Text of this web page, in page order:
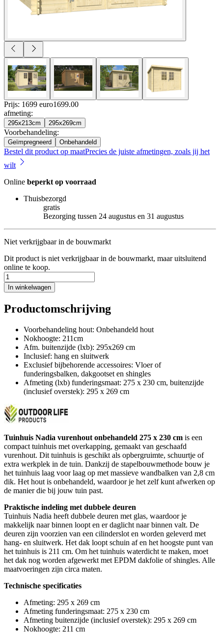
Prijs: 1699 euro1699.00
afmeting:
295x213cm 295x269cm
Voorbehandeling:
Geïmpregneerd Onbehandeld
Bestel dit product op maatPrecies de juiste afmetingen, zoals jij het
wilt
Online beperkt op voorraad
Thuisbezorgd
gratis
Bezorging tussen 24 augustus en 31 augustus
Niet verkrijgbaar in de bouwmarkt
Dit product is niet verkrijgbaar in de bouwmarkt, maar uitsluitend
online te koop.
In winkelwagen
Productomschrijving
Voorbehandeling hout: Onbehandeld hout
Nokhoogte: 211cm
Afm. buitenzijde (lxb): 295x269 cm
Inclusief: hang en sluitwerk
Exclusief bijbehorende accessoires: Vloer of
funderingsbalken, dakgootset en shingles
Afmeting (lxb) funderingsmaat: 275 x 230 cm, buitenzijde
(inclusief overstek): 295 x 269 cm
Tuinhuis Nadia vurenhout onbehandeld 275 x 230 cm is een
compact tuinhuis met overkapping, gemaakt van geschaafd
vurenhout. Dit tuinhuis is geschikt als opbergruimte, schuurtje of
extra werkplek in de tuin. Dankzij de stapelbouwmethode bouw je
het tuinhuis laag voor laag op met massieve wandbalken van 2,8 cm
dik. Het hout is onbehandeld, waardoor je het zelf kunt afwerken op
de manier die bij jouw tuin past.
Praktische indeling met dubbele deuren
Tuinhuis Nadia heeft dubbele deuren met glas, waardoor je
makkelijk naar binnen loopt en er daglicht naar binnen valt. De
deuren zijn voorzien van een cilinderslot en worden geleverd met
hang- en sluitwerk. Het dak loopt schuin af en het hoogste punt van
het tuinhuis is 211 cm. Om het tuinhuis waterdicht te maken, moet
het dak nog worden afgewerkt met EPDM dakfolie of shingles. Alle
maatvoeringen zijn circa maten.
Technische specificaties
Afmeting: 295 x 269 cm
Afmeting funderingsmaat: 275 x 230 cm
Afmeting buitenzijde (inclusief overstek): 295 x 269 cm
Nokhoogte: 211 cm